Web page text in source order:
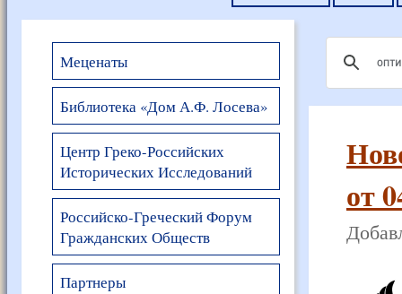
Меценаты
Библиотека «Дом А.Ф. Лосева»
Центр Греко-Российских
Исторических Исследований
Российско-Греческий Форум
Гражданских Обществ
Партнеры
от